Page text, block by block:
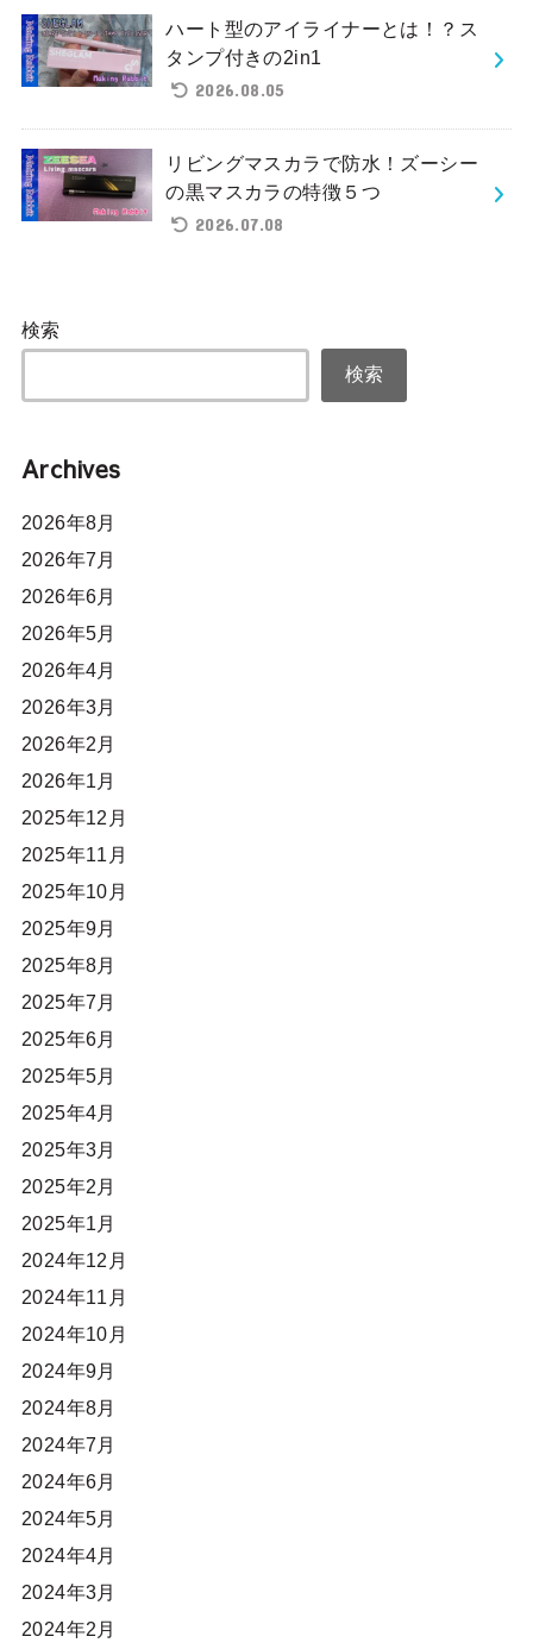
ハート型のアイライナーとは！？ス
タンプ付きの2in1
2026.08.05
リビングマスカラで防水！ズーシー
の黒マスカラの特徴５つ
2026.07.08
検索
検索
Archives
2026年8月
2026年7月
2026年6月
2026年5月
2026年4月
2026年3月
2026年2月
2026年1月
2025年12月
2025年11月
2025年10月
2025年9月
2025年8月
2025年7月
2025年6月
2025年5月
2025年4月
2025年3月
2025年2月
2025年1月
2024年12月
2024年11月
2024年10月
2024年9月
2024年8月
2024年7月
2024年6月
2024年5月
2024年4月
2024年3月
2024年2月